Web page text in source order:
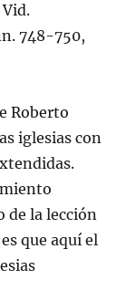
748-750,
Roberto
iglesias con
de la lección
que aquí el